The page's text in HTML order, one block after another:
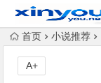
首页 小说推荐
A+